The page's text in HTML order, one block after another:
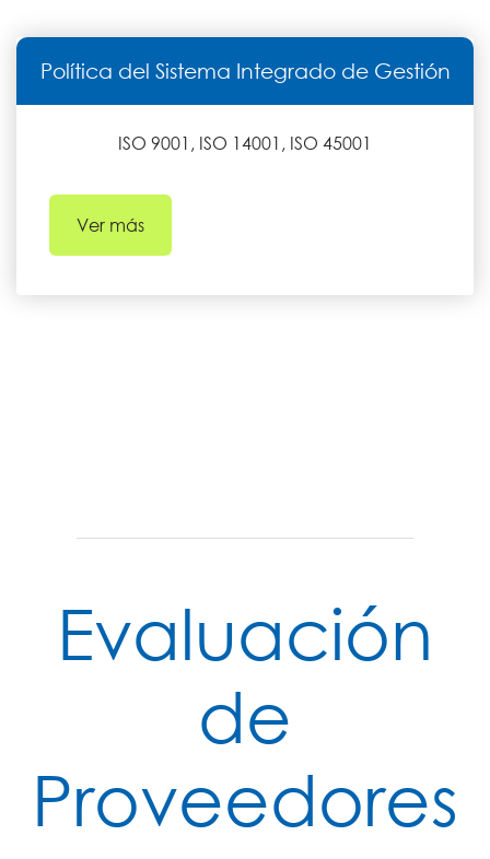
Política del Sistema Integrado de Gestión
ISO 9001, ISO 14001, ISO 45001
Ver más
Evaluación
de
Proveedores